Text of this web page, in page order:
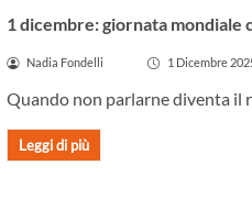
1 dicembre: giornata mondiale
Nadia Fondelli 1 Dicembre
Quando non parlarne diventa il
Leggi di più